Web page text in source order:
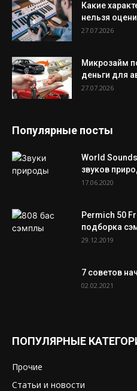
Какие
нельзя
27.07.2026
Микрозайм
деньги для
27.07.2026
Популярные посты
World
звуков
17.06.2020
Permich 50
подборка
29.12.2019
7 советов
02.02.2021
ПОПУЛЯРНЫЕ
Прочие
Статьи и новости